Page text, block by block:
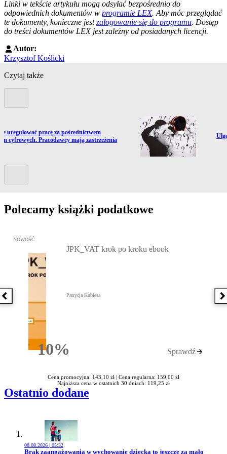
Linki w tekście artykułu mogą odsyłać bezpośrednio do
odpowiednich dokumentów w programie LEX. Aby móc przeglądać
te dokumenty, konieczne jestzalogowanie się do programu. Dostęp
do treści dokumentów LEX jest zależny od posiadanych licencji.
Autor:
Krzysztof Koślicki
Czytaj także
do artykułu:
uregulować pracę za pośrednictwem
cyfrowych. Pracodawcy mają zastrzeżenia
Polecamy książki podatkowe
Poprzednia książka
Przejdź do: JPK_VAT krok po kroku ebook, Patrycja Kubiesa -
NOWOŚĆ
10%Rabatu
JPK_VAT krok po kroku ebook
Patrycja Kubiesa
Sprawdź
Cena promocyjna: 143,10 zł | Cena regularna: 159,00 zł
Najniższa cena w ostatnich 30 dniach: 119,25 zł
Ostatnio dodane
08.08.2026 | 05:32
Przejdź do artykułu:
Brak zaangażowania w wychowanie dziecka to jeszcze za mało